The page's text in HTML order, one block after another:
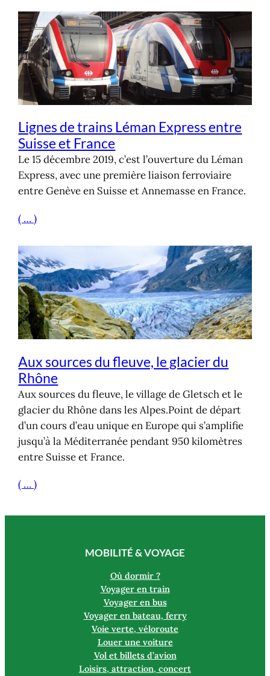
Lignes de trains Léman Express entre
Suisse et France
Le 15 décembre 2019, c’est l’ouverture du Léman
Express, avec une première liaison ferroviaire
entre Genève en Suisse et Annemasse en France.
( … )
Aux sources du fleuve, le glacier du
Rhône
Aux sources du fleuve, le village de Gletsch et le
glacier du Rhône dans les Alpes.Point de départ
d’un cours d’eau unique en Europe qui s’amplifie
jusqu’à la Méditerranée pendant 950 kilomètres
entre Suisse et France.
( … )
MOBILITÉ & VOYAGE
Où dormir ?
Voyager en train
Voyager en bus
Voyager en bateau, ferry
Voie verte, véloroute
Louer une voiture
Vol et billets d’avion
Loisirs, attraction, concert